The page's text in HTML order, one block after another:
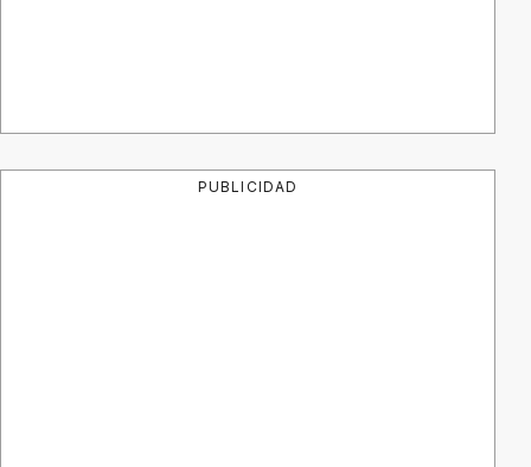
PUBLICIDAD